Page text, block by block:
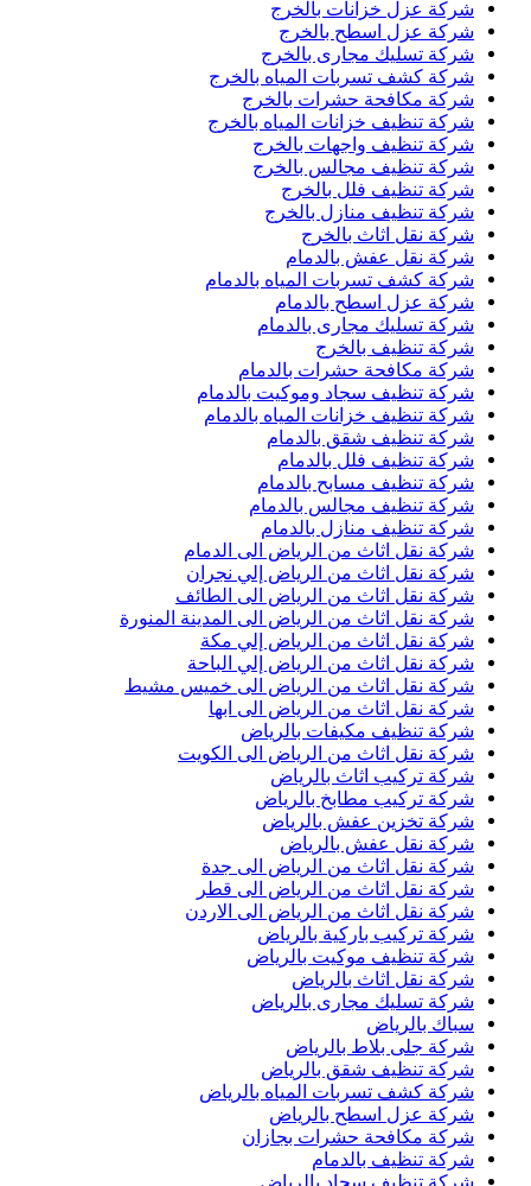
شركة عزل خزانات بالخرج
شركة عزل اسطح بالخرج
شركة تسليك مجارى بالخرج
شركة كشف تسربات المياه بالخرج
شركة مكافحة حشرات بالخرج
شركة تنظيف خزانات المياه بالخرج
شركة تنظيف واجهات بالخرج
شركة تنظيف مجالس بالخرج
شركة تنظيف فلل بالخرج
شركة تنظيف منازل بالخرج
شركة نقل اثاث بالخرج
شركة نقل عفش بالدمام
شركة كشف تسربات المياه بالدمام
شركة عزل اسطح بالدمام
شركة تسليك مجارى بالدمام
شركة تنظيف بالخرج
شركة مكافحة حشرات بالدمام
شركة تنظيف سجاد وموكيت بالدمام
شركة تنظيف خزانات المياه بالدمام
شركة تنظيف شقق بالدمام
شركة تنظيف فلل بالدمام
شركة تنظيف مسابح بالدمام
شركة تنظيف مجالس بالدمام
شركة تنظيف منازل بالدمام
شركة نقل اثاث من الرياض الى الدمام
شركة نقل اثاث من الرياض إلي نجران
شركة نقل اثاث من الرياض الى الطائف
شركة نقل اثاث من الرياض الى المدينة المنورة
شركة نقل اثاث من الرياض إلي مكة
شركة نقل اثاث من الرياض إلي الباحة
شركة نقل اثاث من الرياض الى خميس مشيط
شركة نقل اثاث من الرياض الى ابها
شركة تنظيف مكيفات بالرياض
شركة نقل اثاث من الرياض الى الكويت
شركة تركيب اثاث بالرياض
شركة تركيب مطابخ بالرياض
شركة تخزين عفش بالرياض
شركة نقل عفش بالرياض
شركة نقل اثاث من الرياض الى جدة
شركة نقل اثاث من الرياض الى قطر
شركة نقل اثاث من الرياض الى الاردن
شركة تركيب باركية بالرياض
شركة تنظيف موكيت بالرياض
شركة نقل اثاث بالرياض
شركة تسليك مجارى بالرياض
سباك بالرياض
شركة جلى بلاط بالرياض
شركة تنظيف شقق بالرياض
شركة كشف تسربات المياه بالرياض
شركة عزل اسطح بالرياض
شركة مكافحة حشرات بجازان
شركة تنظيف بالدمام